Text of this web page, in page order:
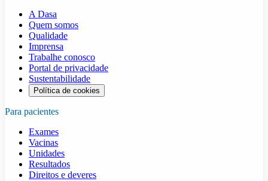
A Dasa
Quem somos
Qualidade
Imprensa
Trabalhe conosco
Portal de privacidade
Sustentabilidade
Política de cookies
Para pacientes
Exames
Vacinas
Unidades
Resultados
Direitos e deveres